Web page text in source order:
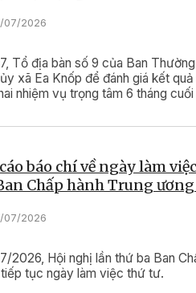
07/2026
Tổ địa bàn số 9 của Ban
xã Ea Knốp để đánh giá kết
nhiệm vụ trọng tâm 6 tháng
báo chí về ngày làm
Chấp hành Trung
07/2026
2026, Hội nghị lần thứ ba Ban
tục ngày làm việc thứ tư.